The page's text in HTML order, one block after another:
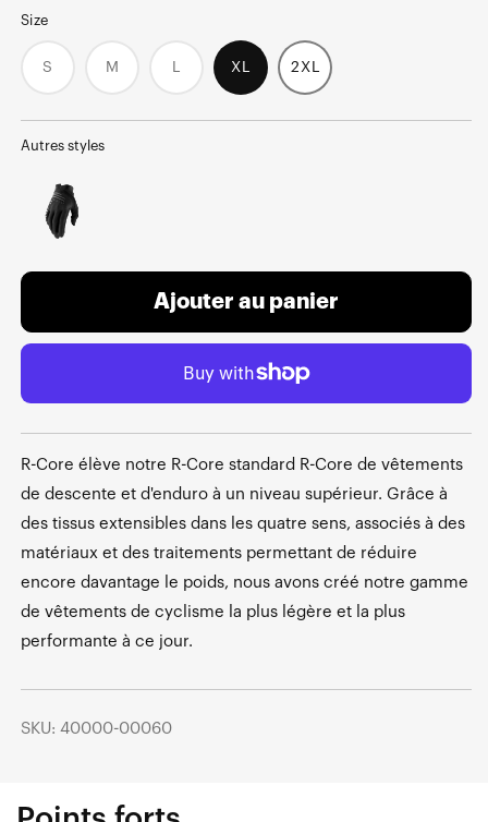
Size
SVariant
sold
or
MVariant
sold
or
LVariant
sold
or
XL 2XL
Autres styles
Ajouter au panier
R-Core élève notre R-Core standard R-Core de vêtements
de descente et d'enduro à un niveau supérieur. Grâce à
des tissus extensibles dans les quatre sens, associés à des
matériaux et des traitements permettant de réduire
encore davantage le poids, nous avons créé notre gamme
de vêtements de cyclisme la plus légère et la plus
performante à ce jour.
SKU: 40000-00060